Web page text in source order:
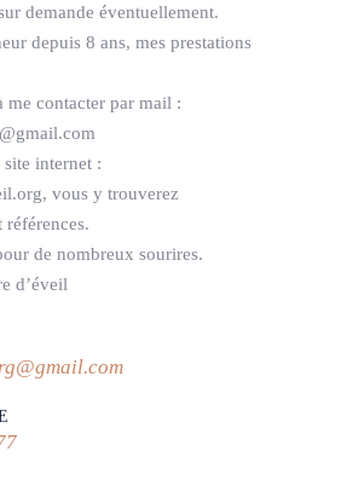
demande éventuellement.
depuis 8 ans, mes prestations
me contacter par mail :
internet :
vous y trouverez
références.
de nombreux sourires.
d’éveil